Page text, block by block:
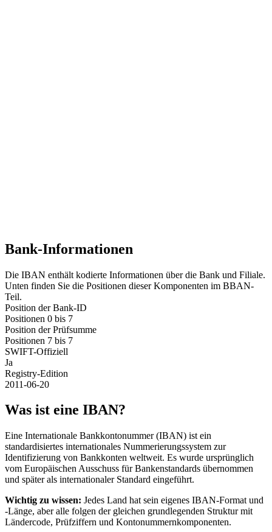
Bank-Informationen
Die IBAN enthält kodierte Informationen über die Bank und Filiale.
Unten finden Sie die Positionen dieser Komponenten im BBAN-
Teil.
Position der Bank-ID
Positionen 0 bis 7
Position der Prüfsumme
Positionen 7 bis 7
SWIFT-Offiziell
Ja
Registry-Edition
2011-06-20
Was ist eine IBAN?
Eine Internationale Bankkontonummer (IBAN) ist ein
standardisiertes internationales Nummerierungssystem zur
Identifizierung von Bankkonten weltweit. Es wurde ursprünglich
vom Europäischen Ausschuss für Bankenstandards übernommen
und später als internationaler Standard eingeführt.
Wichtig zu wissen: Jedes Land hat sein eigenes IBAN-Format und
-Länge, aber alle folgen der gleichen grundlegenden Struktur mit
Ländercode, Prüfziffern und Kontonummernkomponenten.